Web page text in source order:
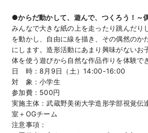
●からだ動かして、遊んで、つくろう！～
みんなで大きな紙の上を走ったり跳んだり
を動かし、自由に線を描き、その偶然のか
にします。造形活動にあまり興味がないお
体を使う遊びから自然な作品作りを体験で
日 時：8月9日（土）14:00-16:00
対 象：小学生
参加費：500円
実施主体：武蔵野美術大学造形学部視覚伝
室＋OGチーム
注意事項：